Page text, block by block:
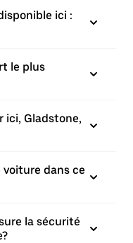
ici :
le plus
ici, Gladstone,
dans ce
la sécurité